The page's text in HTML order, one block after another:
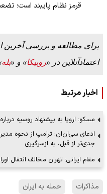
قرمز نظام پایبند است؛
برای مطالعه و بررسی آخرین
اعتمادآنلاین در «روبیکا» و «بله
اخبار مرتبط
مسکو: اروپا به پیشنهاد روسیه
ادعای سی‌ان‌ان: ترامپ از نحوه
جدی‌تر از قبل، به ازسرگیری…
مقام ایرانی: تهران مخالف انتقال
مذاکرات حمله به ایران